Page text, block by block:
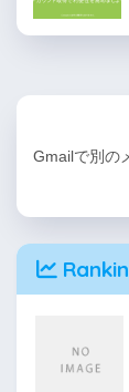
Gmailで別の